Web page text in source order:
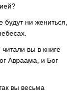
будут ни жениться,
вы в книге
Авраама, и Бог
вы весьма